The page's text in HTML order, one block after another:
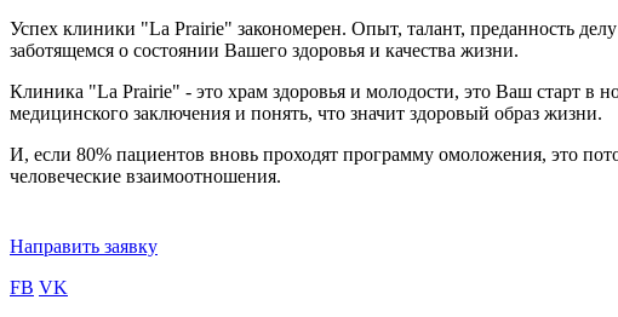
Успех клиники "La Prairie" закономерен. Опыт, талант, преданность
заботящемся о состоянии Вашего здоровья и качества жизни.
Клиника "La Prairie" - это храм здоровья и молодости, это Ваш старт в
медицинского заключения и понять, что значит здоровый образ жизни.
И, если 80% пациентов вновь проходят программу омоложения, это
человеческие взаимоотношения.
Направить заявку
FB VK